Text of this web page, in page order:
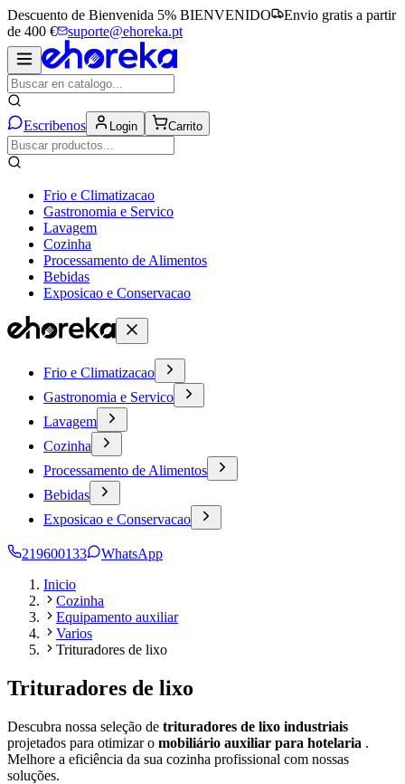
Descuento de Bienvenida 5% BIENVENIDO
Envio gratis a partir
de 400 €
suporte@ehoreka.pt
Escribenos Login Carrito
Frio e Climatizacao
Gastronomia e Servico
Lavagem
Cozinha
Processamento de Alimentos
Bebidas
Exposicao e Conservacao
Frio e Climatizacao
Gastronomia e Servico
Lavagem
Cozinha
Processamento de Alimentos
Bebidas
Exposicao e Conservacao
219600133
WhatsApp
Inicio
Cozinha
Equipamento auxiliar
Varios
Trituradores de lixo
Trituradores de lixo
Descubra nossa seleção de trituradores de lixo industriais
projetados para otimizar o mobiliário auxiliar para hotelaria .
Melhore a eficiência da sua cozinha profissional com nossas
soluções.